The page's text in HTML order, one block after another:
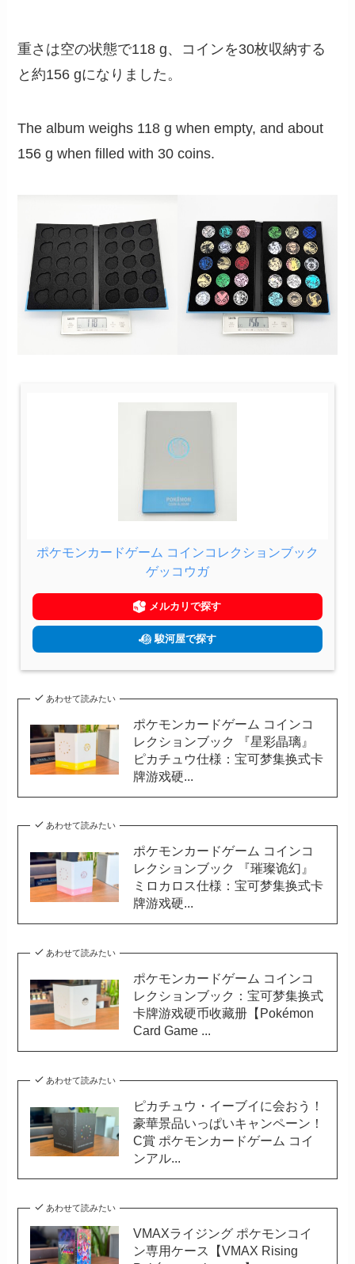
重さは空の状態で118 g、コインを30枚収納する
と約156 gになりました。
The album weighs 118 g when empty, and about
156 g when filled with 30 coins.
ポケモンカードゲーム コインコレクションブック
ゲッコウガ
メルカリで探す
駿河屋で探す
あわせて読みたい
ポケモンカードゲーム コインコ
レクションブック 『星彩晶璃』
ピカチュウ仕様：宝可梦集换式卡
牌游戏硬...
あわせて読みたい
ポケモンカードゲーム コインコ
レクションブック 『璀璨诡幻』
ミロカロス仕様：宝可梦集换式卡
牌游戏硬...
あわせて読みたい
ポケモンカードゲーム コインコ
レクションブック：宝可梦集换式
卡牌游戏硬币收藏册【Pokémon
Card Game ...
あわせて読みたい
ピカチュウ・イーブイに会おう！
豪華景品いっぱいキャンペーン！
C賞 ポケモンカードゲーム コイ
ンアル...
あわせて読みたい
VMAXライジング ポケモンコイ
ン専用ケース【VMAX Rising